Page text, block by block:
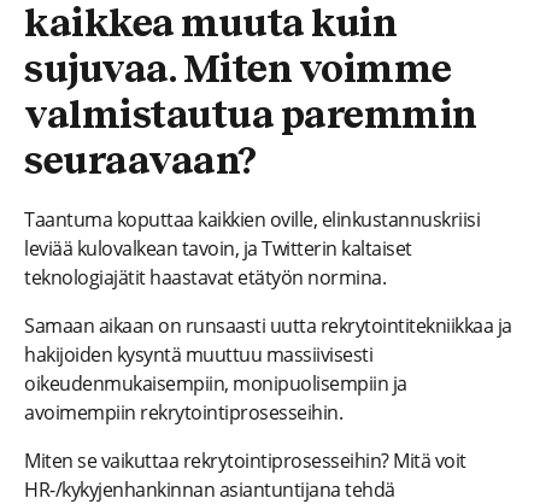
kaikkea muuta kuin
sujuvaa. Miten voimme
valmistautua paremmin
seuraavaan?
Taantuma koputtaa kaikkien oville, elinkustannuskriisi
leviää kulovalkean tavoin, ja Twitterin kaltaiset
teknologiajätit haastavat etätyön normina.
Samaan aikaan on runsaasti uutta rekrytointitekniikkaa ja
hakijoiden kysyntä muuttuu massiivisesti
oikeudenmukaisempiin, monipuolisempiin ja
avoimempiin rekrytointiprosesseihin.
Miten se vaikuttaa rekrytointiprosesseihin? Mitä voit
HR-/kykyjenhankinnan asiantuntijana tehdä